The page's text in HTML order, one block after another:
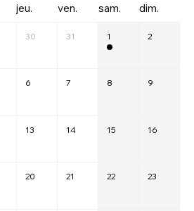
jeu. ven. sam. dim.
30 31 1 2
6 7 8 9
13 14 15 16
20 21 22 23